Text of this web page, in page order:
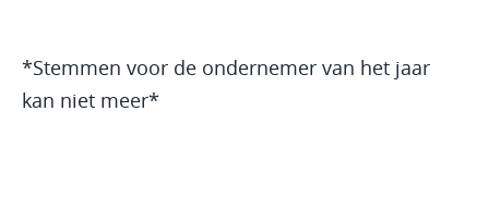
*Stemmen voor de ondernemer van het jaar
kan niet meer*